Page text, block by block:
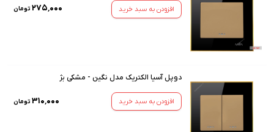
افزودن به سبد خرید ۲۷۵٬۰۰۰ تومان
دوپل آسیا الکتریک مدل نگین - مشکی بژ
افزودن به سبد خرید ۳۱۰٬۰۰۰ تومان